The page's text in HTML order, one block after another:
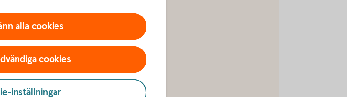
betalade för
alla cookies
cookies
inställningar